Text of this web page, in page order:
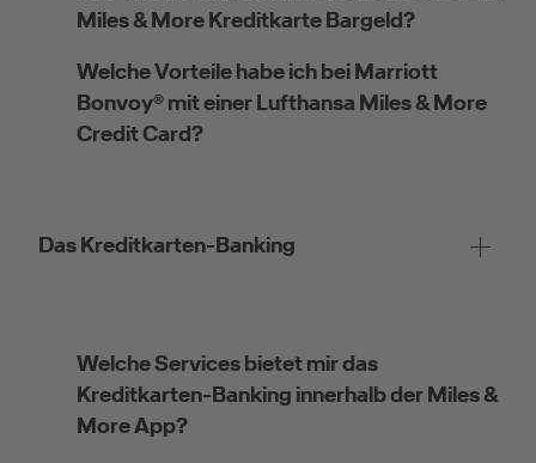
Miles & More Kreditkarte Bargeld?
Welche Vorteile habe ich bei Marriott
Bonvoy® mit einer Lufthansa Miles & More
Credit Card?
Das Kreditkarten-Banking
Welche Services bietet mir das
Kreditkarten-Banking innerhalb der Miles &
More App?
Kreditkarte beantragen
Suchen Sie eine Kreditkarte für die private oder
geschäftliche Nutzung? Oder möchten Sie
gewünschten Antrag.
Geschäftliche Nutzung